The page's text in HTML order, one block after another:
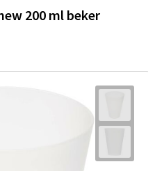
200 ml beker